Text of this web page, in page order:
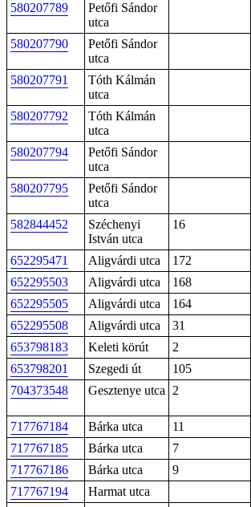
580207789
Petőfi Sándor
utca
580207790
Petőfi Sándor
utca
580207791
Tóth Kálmán
utca
580207792
Tóth Kálmán
utca
580207794
Petőfi Sándor
utca
580207795
Petőfi Sándor
utca
582844452
Széchenyi
István utca
16
652295471 Aligvárdi utca 172
652295503
Aligvárdi utca 168
652295505
Aligvárdi utca 164
652295508
Aligvárdi utca 31
653798183
Keleti körút 2
653798201
Szegedi út 105
704373548
Gesztenye utca 2
717767184 Bárka utca 11
717767185
Bárka utca 7
717767186
Bárka utca 9
717767194
Harmat utca